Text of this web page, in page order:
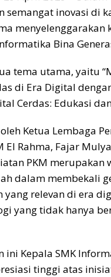
inovasi di
Bina
tema utama, yaitu
di Era Digital
Cerdas: Edukasi
Ketua Lembaga
El Rahma, Fajar
PKM merupakan
dalam membekali
relevan di era
yang tidak hanya
Kepala SMK
tinggi atas